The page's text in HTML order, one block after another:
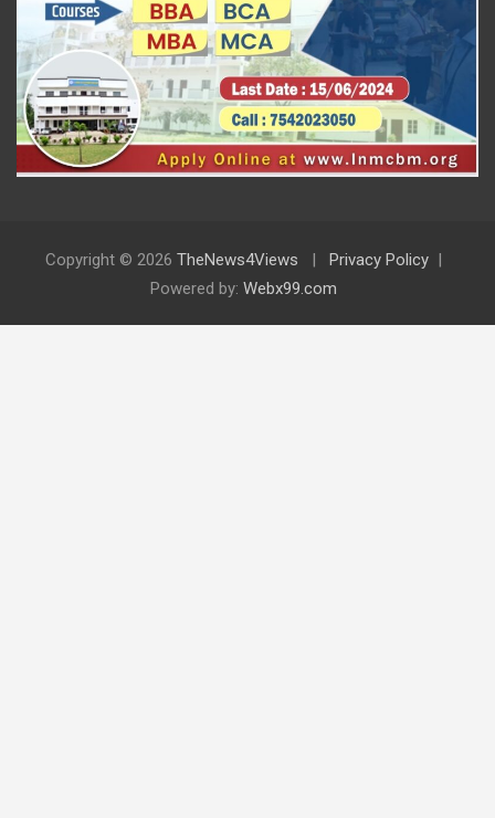
Copyright © 2026 TheNews4Views
Privacy Policy
Powered by: Webx99.com